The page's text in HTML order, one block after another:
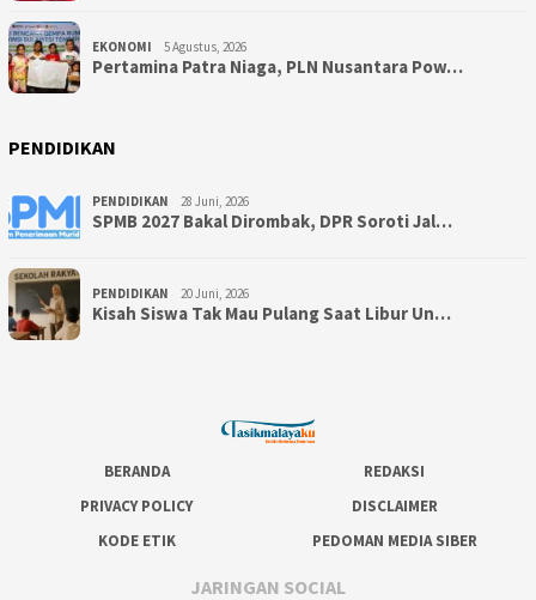
EKONOMI 5 Agustus, 2026
Pertamina Patra Niaga, PLN Nusantara Pow…
PENDIDIKAN
PENDIDIKAN 28 Juni, 2026
SPMB 2027 Bakal Dirombak, DPR Soroti Jal…
PENDIDIKAN 20 Juni, 2026
Kisah Siswa Tak Mau Pulang Saat Libur Un…
BERANDA
REDAKSI
PRIVACY POLICY
DISCLAIMER
KODE ETIK
PEDOMAN MEDIA SIBER
JARINGAN SOCIAL